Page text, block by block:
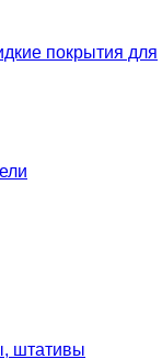
покрытия для
штативы